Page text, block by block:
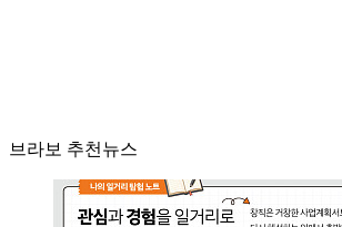
브라보 추천뉴스